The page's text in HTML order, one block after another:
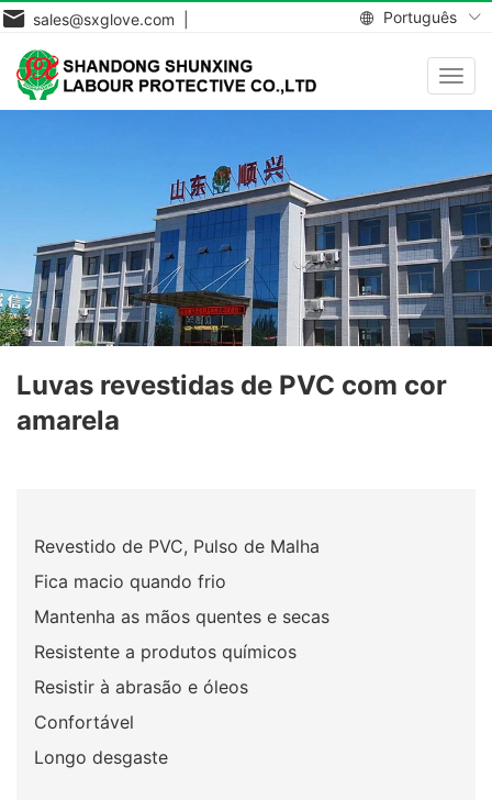
Português
sales@sxglove.com |
Luvas revestidas de PVC com cor
amarela
Revestido de PVC, Pulso de Malha
Fica macio quando frio
Mantenha as mãos quentes e secas
Resistente a produtos químicos
Resistir à abrasão e óleos
Confortável
Longo desgaste